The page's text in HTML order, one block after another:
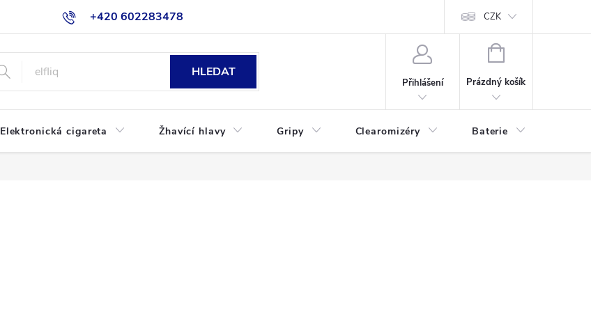
+420 602283478
Jak nakupovat CZK
HLEDAT
Přihlášení
NÁKUPNÍ
Prázdný košík
Elektronická cigareta Žhavící hlavy Gripy Clearomizéry Baterie